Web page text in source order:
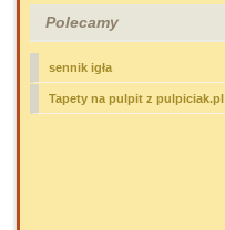
Polecamy
sennik igła
Tapety na pulpit z pulpiciak.pl